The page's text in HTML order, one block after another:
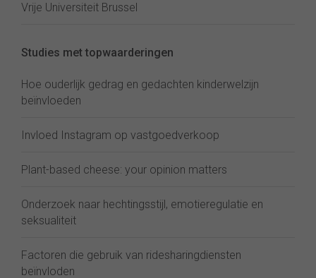
Vrije Universiteit Brussel
Studies met topwaarderingen
Hoe ouderlijk gedrag en gedachten kinderwelzijn
beïnvloeden
Invloed Instagram op vastgoedverkoop
Plant-based cheese: your opinion matters
Onderzoek naar hechtingsstijl, emotieregulatie en
seksualiteit
Factoren die gebruik van ridesharingdiensten
beïnvloden